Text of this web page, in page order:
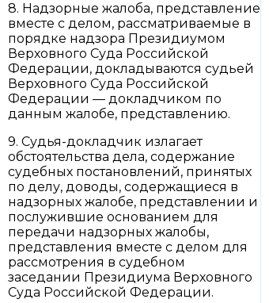
8. Надзорные жалоба, представление
вместе с делом, рассматриваемые в
порядке надзора Президиумом
Верховного Суда Российской
Федерации, докладываются судьей
Верховного Суда Российской
Федерации — докладчиком по
данным жалобе, представлению.
9. Судья-докладчик излагает
обстоятельства дела, содержание
судебных постановлений, принятых
по делу, доводы, содержащиеся в
надзорных жалобе, представлении и
послужившие основанием для
передачи надзорных жалобы,
представления вместе с делом для
рассмотрения в судебном
заседании Президиума Верховного
Суда Российской Федерации.